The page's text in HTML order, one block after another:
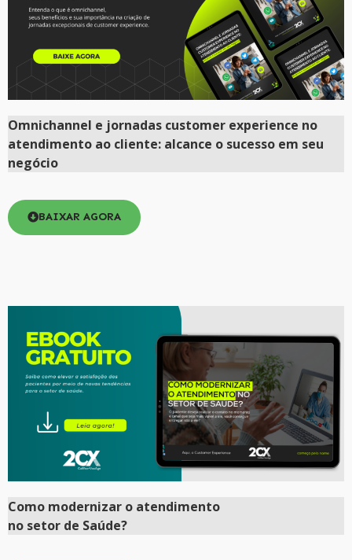
Omnichannel e jornadas customer experience no
atendimento ao cliente: alcance o sucesso em seu
negócio
BAIXAR AGORA
Como modernizar o atendimento
no setor de Saúde?